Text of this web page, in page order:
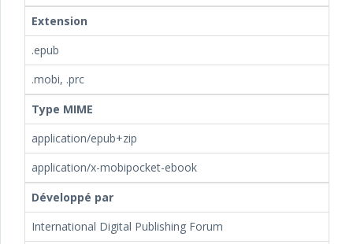
Extension
.epub
.mobi, .prc
Type MIME
application/epub+zip
application/x-mobipocket-ebook
Développé par
International Digital Publishing Forum